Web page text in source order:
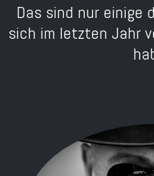
Das sind nur einige
sich im letzten Jahr